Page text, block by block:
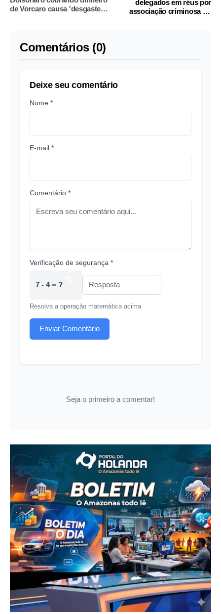
de Vorcaro causa 'desgaste
delegados em réus por
associação criminosa no
Comentários (0)
Deixe seu comentário
Nome *
E-mail *
Comentário *
Verificação de segurança *
7 - 4 = ?
Resolva a operação matemática acima
Enviar Comentário
Seja o primeiro a comentar!